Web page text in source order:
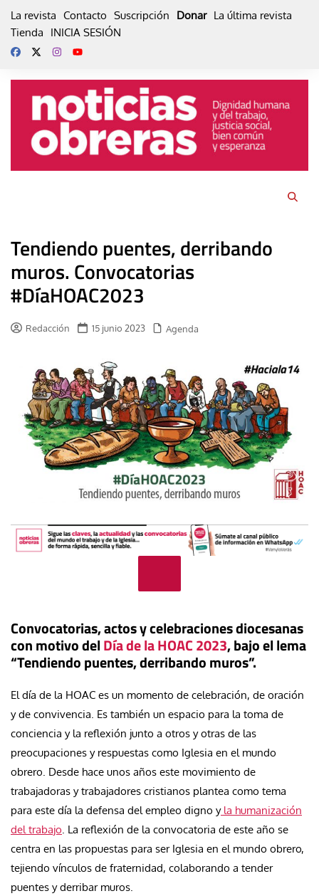
La revista Contacto Suscripción Donar La última revista
Tienda
INICIA SESIÓN
Tendiendo puentes, derribando
muros. Convocatorias
#DíaHOAC2023
Redacción 15 junio 2023 Agenda
Convocatorias, actos y celebraciones diocesanas
con motivo delDía de la HOAC 2023, bajo el lema
“Tendiendo puentes, derribando muros”.
El día de la HOAC es un momento de celebración, de oración
y de convivencia. Es también un espacio para la toma de
conciencia y la reflexión junto a otros y otras de las
preocupaciones y respuestas como Iglesia en el mundo
obrero. Desde hace unos años este movimiento de
trabajadoras y trabajadores cristianos plantea como tema
para este día la defensa del empleo digno yla humanización
del trabajo. La reflexión de la convocatoria de este año se
centra en las propuestas para ser Iglesia en el mundo obrero,
tejiendo vínculos de fraternidad, colaborando a tender
puentes y derribar muros.